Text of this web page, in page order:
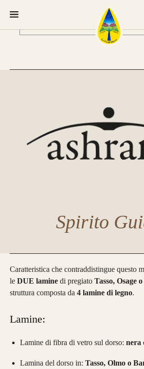
Longbow Ashram
Spirito
Caratteristica che contraddistingue questo
le DUE lamine di pregiato Tasso, Osage
struttura composta da 4 lamine di legno.
Lamine:
Lamine di fibra di vetro sul dorso: nera
Lamina del dorso in: Tasso, Olmo o